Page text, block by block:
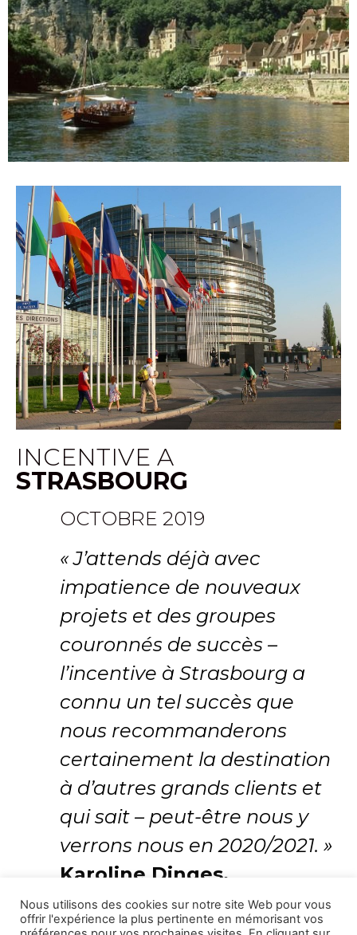
INCENTIVE A
STRASBOURG
OCTOBRE 2019
« J’attends déjà avec
impatience de nouveaux
projets et des groupes
couronnés de succès –
l’incentive à Strasbourg a
connu un tel succès que
nous recommanderons
certainement la destination
à d’autres grands clients et
qui sait – peut-être nous y
verrons nous en 2020/2021. »
Karoline Dinges,
Gruppen & Incentives
Nous utilisons des cookies sur notre site Web pour vous
offrir l'expérience la plus pertinente en mémorisant vos